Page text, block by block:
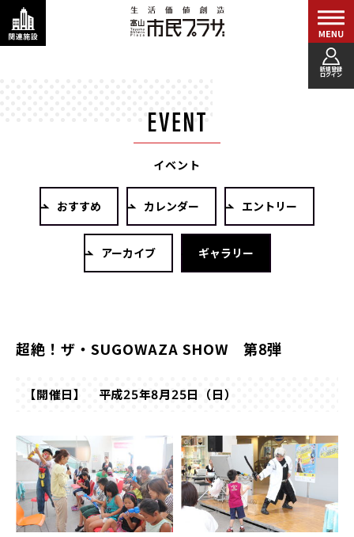
新規登録
ログイン
イベント
おすすめ カレンダー エントリー
アーカイブ ギャラリー
超絶！ザ・SUGOWAZA SHOW 第8弾
【開催日】 平成25年8月25日（日）